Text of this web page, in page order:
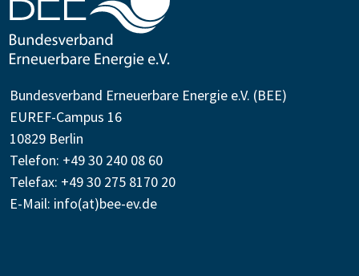
Bundesverband Erneuerbare Energie e.V. (BEE)
EUREF-Campus 16
10829 Berlin
Telefon: +49 30 240 08 60
Telefax: +49 30 275 8170 20
E-Mail: info(at)bee-ev.de